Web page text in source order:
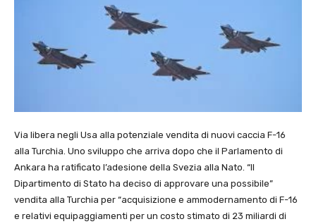
Via libera negli Usa alla potenziale vendita di nuovi caccia F-16
alla Turchia. Uno sviluppo che arriva dopo che il Parlamento di
Ankara ha ratificato l’adesione della Svezia alla Nato. “Il
Dipartimento di Stato ha deciso di approvare una possibile”
vendita alla Turchia per “acquisizione e ammodernamento di F-16
e relativi equipaggiamenti per un costo stimato di 23 miliardi di